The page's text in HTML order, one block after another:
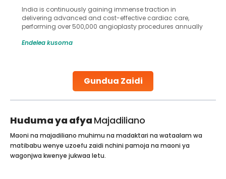
Gundua Zaidi
India is continuously gaining immense traction in
delivering advanced and cost-effective cardiac care,
performing over 500,000 angioplasty procedures annually
globe are searching for treatments like angioplasty and
Studies, such as one published
Endelea kusoma
Huduma ya afya Majadiliano
Maoni na majadiliano muhimu na madaktari na wataalam wa
matibabu wenye uzoefu zaidi nchini pamoja na maoni ya
wagonjwa kwenye jukwaa letu.